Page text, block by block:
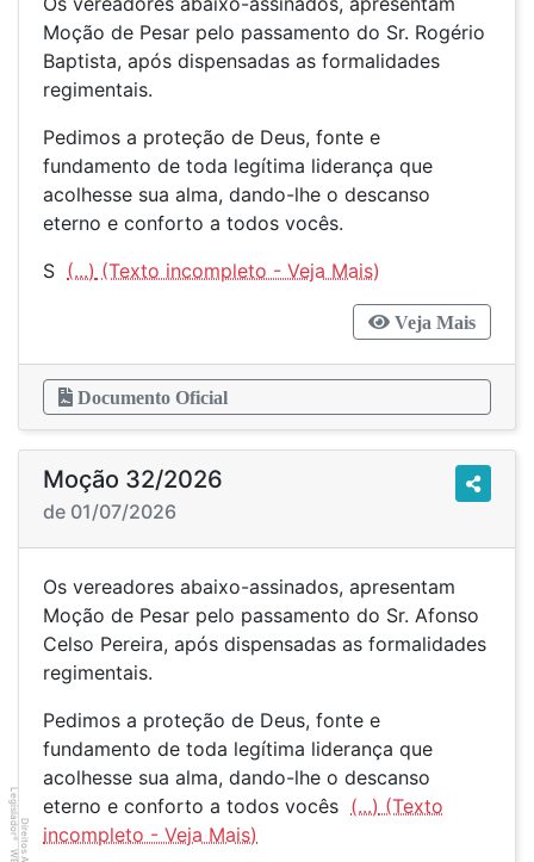
Moção de Pesar pelo passamento do Sr. Rogério
Baptista, após dispensadas as formalidades
regimentais.
Pedimos a proteção de Deus, fonte e
fundamento de toda legítima liderança que
acolhesse sua alma, dando-lhe o descanso
eterno e conforto a todos vocês.
S (...)
Veja Mais
Documento Oficial
Moção 32/2026
de 01/07/2026
Os vereadores abaixo-assinados, apresentam
Moção de Pesar pelo passamento do Sr. Afonso
Celso Pereira, após dispensadas as formalidades
regimentais.
Pedimos a proteção de Deus, fonte e
fundamento de toda legítima liderança que
acolhesse sua alma, dando-lhe o descanso
eterno e conforto a todos vocês (...)
Legislador
®